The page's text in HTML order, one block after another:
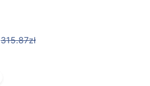
315.87zł